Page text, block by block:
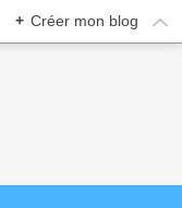
+ Créer mon blog